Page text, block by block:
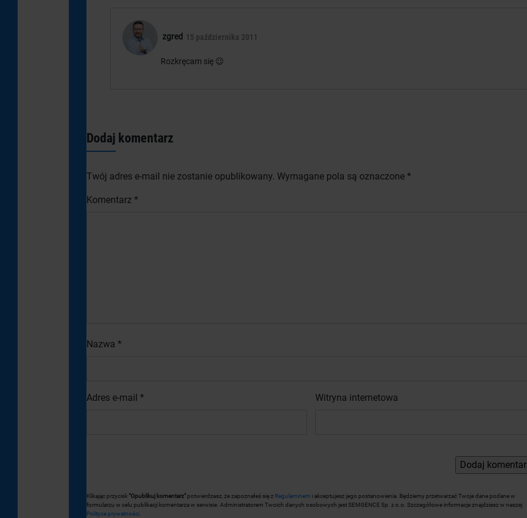
zgred 15 października 2011
Rozkręcam się 😉
Dodaj komentarz
Twój adres e-mail nie zostanie opublikowany. Wymagane pola są oznaczone *
Komentarz *
Nazwa *
Adres e-mail * Witryna internetowa
Klikając przycisk "Opublikuj komentarz" potwierdzasz, że zapoznałeś się z Regulaminem i akceptujesz jego postanowienia. Będziemy przetwarzać Twoje dane podane w
formularzu w celu publikacji komentarza w serwisie. Administratorem Twoich danych osobowych jest SEMGENCE Sp. z o.o. Szczegółowe informacje znajdziesz w naszej
Polityce prywatności